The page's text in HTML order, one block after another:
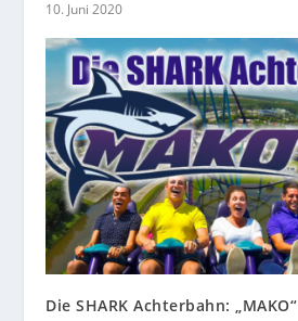
10. Juni 2020
Die SHARK Achterbahn: „MAKO“